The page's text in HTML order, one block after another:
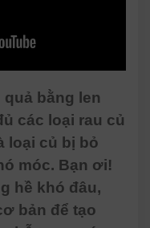
bằng len
các loại rau củ
loại củ bị bỏ
móc. Bạn ơi!
hề khó đâu,
bản để tạo